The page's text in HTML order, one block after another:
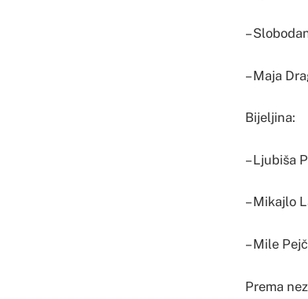
–
– Maja
Bijeljina:
– Ljubiša
– Mikajlo
– Mile
Prema